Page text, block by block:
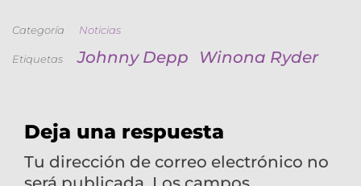
Categoría Noticias
Etiquetas Johnny Depp Winona Ryder
Deja una respuesta
Tu dirección de correo electrónico no